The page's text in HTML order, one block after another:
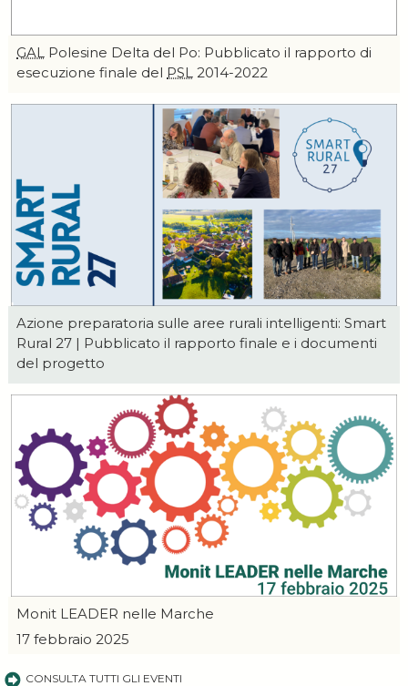
GAL Polesine Delta del Po: Pubblicato il rapporto di
esecuzione finale del PSL 2014-2022
Azione preparatoria sulle aree rurali intelligenti: Smart
Rural 27 | Pubblicato il rapporto finale e i documenti
del progetto
Monit LEADER nelle Marche
17 febbraio 2025
CONSULTA TUTTI GLI EVENTI